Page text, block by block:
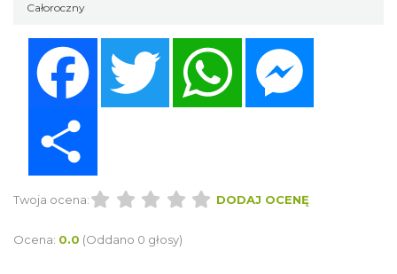
Całoroczny
Twitter WhatsApp
Twoja ocena: DODAJ OCENĘ
Ocena: 0.0 (Oddano 0 głosy)